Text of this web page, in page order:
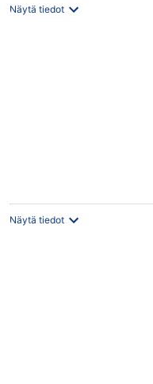
Näytä tiedot
Näytä tiedot